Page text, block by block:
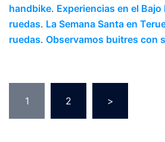
handbike. Experiencias en el
ruedas. La Semana Santa en
ruedas. Observamos buitres con
1 2 >